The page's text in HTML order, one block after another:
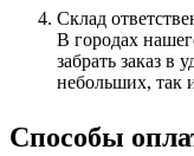
Склад
В городах
забрать заказ в
небольших, так
Способы